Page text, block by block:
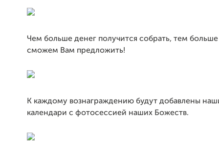
Чем больше денег получится собрать, тем
сможем Вам предложить!
К каждому вознаграждению будут добавлены
календари с фотосессией наших Божеств.